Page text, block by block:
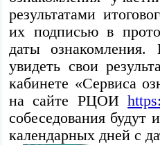
результатами
их подписью в
даты
увидеть свои
кабинете «Сервиса
на сайте РЦОИ
собеседования будут
календарных дней с